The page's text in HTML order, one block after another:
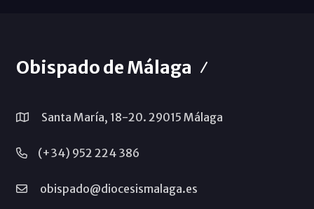
Obispado de Málaga
Santa María, 18-20. 29015 Málaga
(+34) 952 224 386
obispado@diocesismalaga.es